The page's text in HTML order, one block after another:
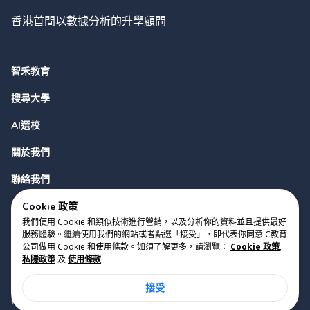
香港首間以數據分析的升學顧問
智禾教育
搜尋大學
AI選校
關於我們
聯絡我們
版權 2023 Cyclopes® •
使用條款
香港銅鑼灣勿地臣街1號時代廣場2座28樓07室
Cookie 政策
我們使用 Cookie 和類似技術進行營銷，以及分析你的資料並且提供最好
服務體驗。繼續使用我們的網站或者點選「接受」，即代表你同意 C教育
公司做用 Cookie 和使用條款。如須了解更多，請瀏覽： Cookie 政策,
私隱政策及 使用條款.
接受